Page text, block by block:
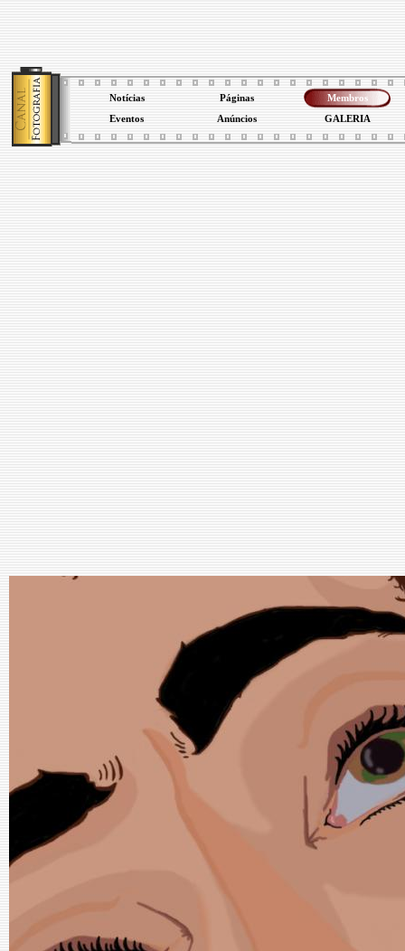
Notícias Páginas Membros
Eventos Anúncios GALERIA